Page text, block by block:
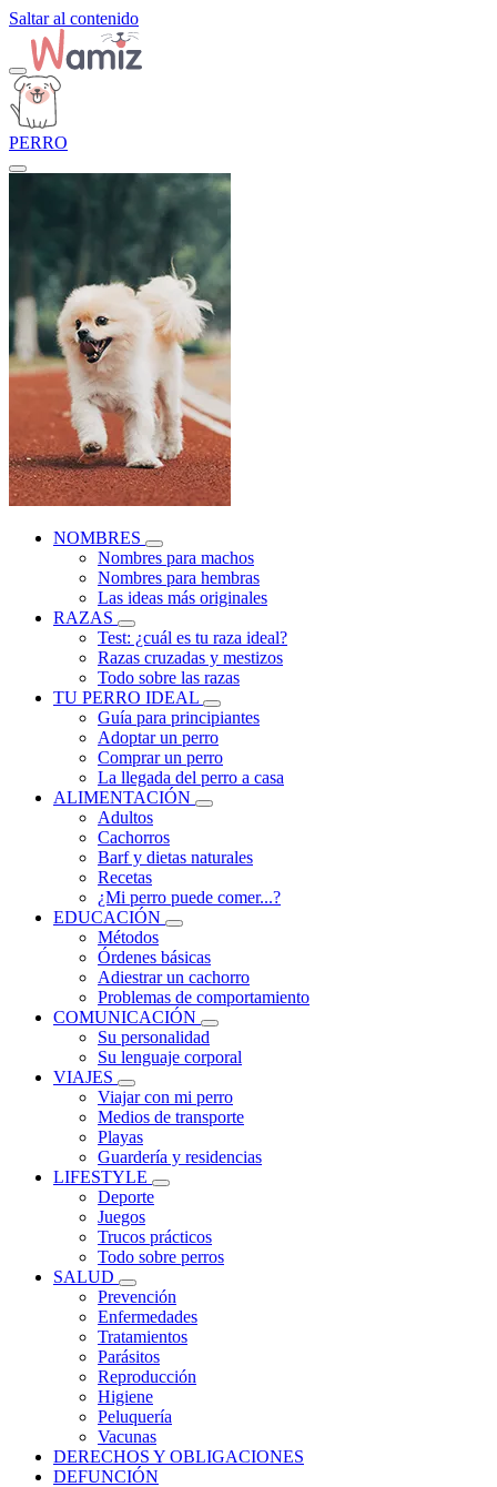
Saltar al contenido
PERRO
NOMBRES
Nombres para machos
Nombres para hembras
Las ideas más originales
RAZAS
Test: ¿cuál es tu raza ideal?
Razas cruzadas y mestizos
Todo sobre las razas
TU PERRO IDEAL
Guía para principiantes
Adoptar un perro
Comprar un perro
La llegada del perro a casa
ALIMENTACIÓN
Adultos
Cachorros
Barf y dietas naturales
Recetas
¿Mi perro puede comer...?
EDUCACIÓN
Métodos
Órdenes básicas
Adiestrar un cachorro
Problemas de comportamiento
COMUNICACIÓN
Su personalidad
Su lenguaje corporal
VIAJES
Viajar con mi perro
Medios de transporte
Playas
Guardería y residencias
LIFESTYLE
Deporte
Juegos
Trucos prácticos
Todo sobre perros
SALUD
Prevención
Enfermedades
Tratamientos
Parásitos
Reproducción
Higiene
Peluquería
Vacunas
DERECHOS Y OBLIGACIONES
DEFUNCIÓN